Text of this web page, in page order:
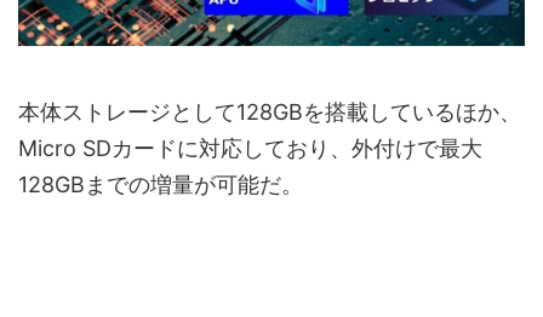
本体ストレージとして128GBを搭載しているほか、
Micro SDカードに対応しており、外付けで最大
128GBまでの増量が可能だ。